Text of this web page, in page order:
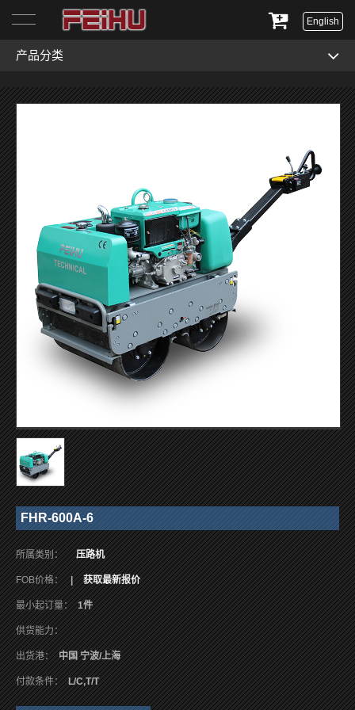
English
产品分类
FHR-600A-6
所属类别： 压路机
FOB价格： | 获取最新报价
最小起订量： 1件
供货能力：
出货港： 中国 宁波/上海
付款条件： L/C,T/T
首页
关于我们
新闻资讯
联系我们